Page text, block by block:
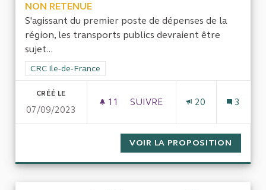
NON RETENUE
S'agissant du premier poste de dépenses de la
région, les transports publics devraient être
sujet...
Filtrer les résultats de la catégorie : CRC Ile-de-France
CRC Ile-de-France
CRÉÉ LE
07/09/2023
11 11 ABONNÉS
SUIVRE
20 3
VOIR LA PROPOSITION